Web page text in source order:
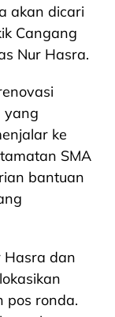
akan dicari
Cangang
Nur Hasra.
yang
ke
SMA
bantuan
Hasra dan
pos ronda.